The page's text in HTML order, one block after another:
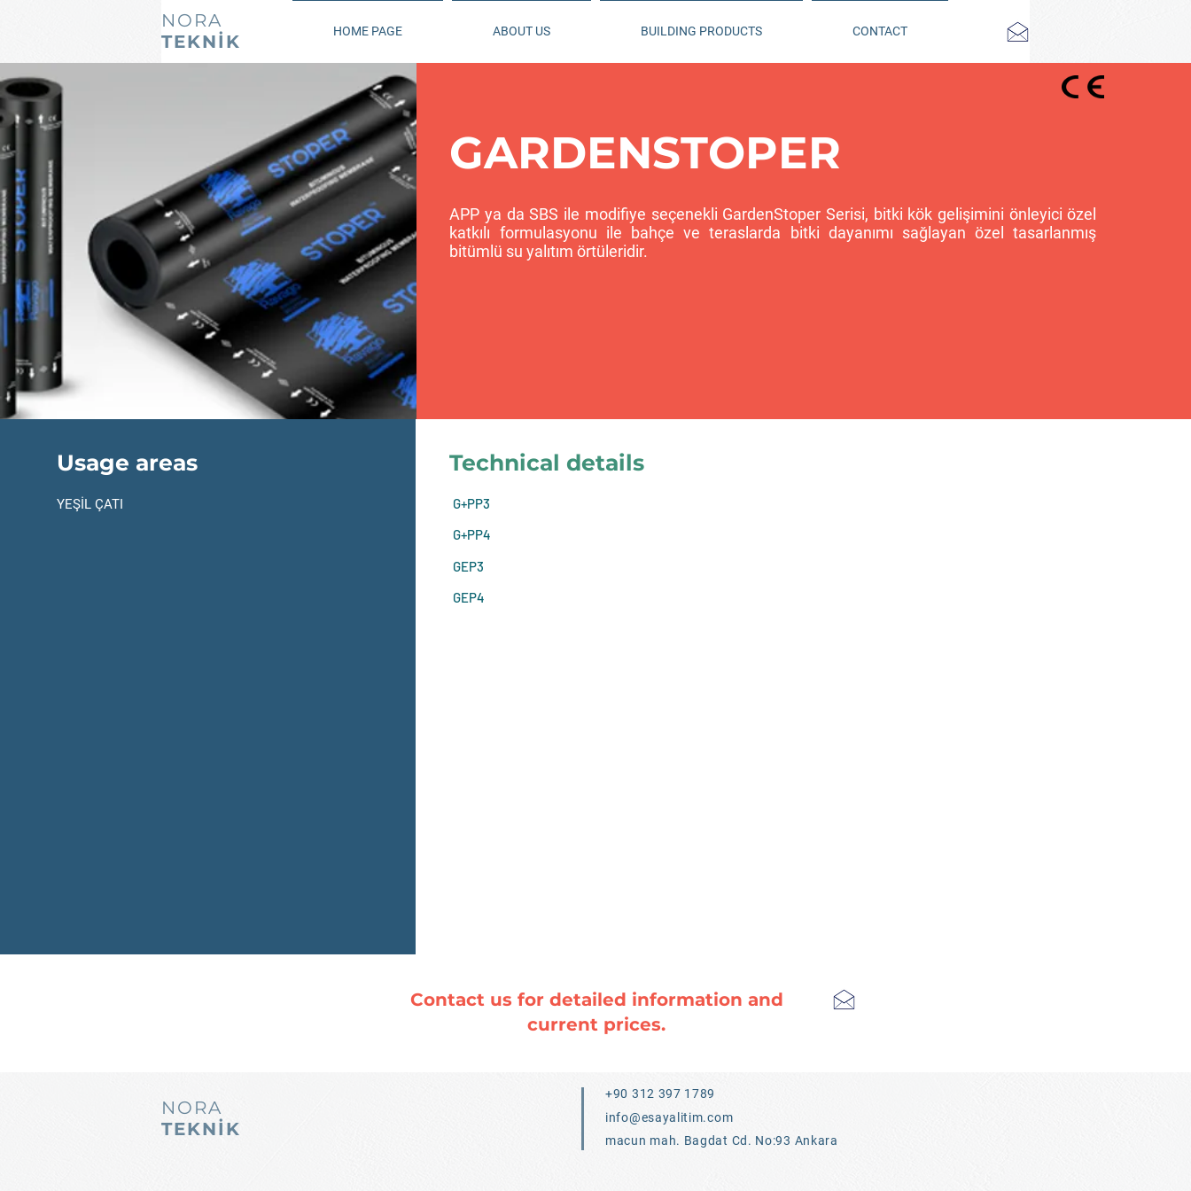
NORA
TEKNİK
HOME PAGE ABOUT US BUILDING PRODUCTS CONTACT
GARDENSTOPER
APP ya da SBS ile modifiye seçenekli GardenStoper Serisi, bitki kök gelişimini önleyici özel
katkılı formulasyonu ile bahçe ve teraslarda bitki dayanımı sağlayan özel tasarlanmış
bitümlü su yalıtım örtüleridir.
Usage areas
YEŞİL ÇATI
Technical details
G+PP3
G+PP4
GEP3
GEP4
Contact us for detailed information and
current prices.
NORA
TEKNİK
+90 312 397 1789
info@esayalitim.com
macun mah. Bagdat Cd. No:93 Ankara